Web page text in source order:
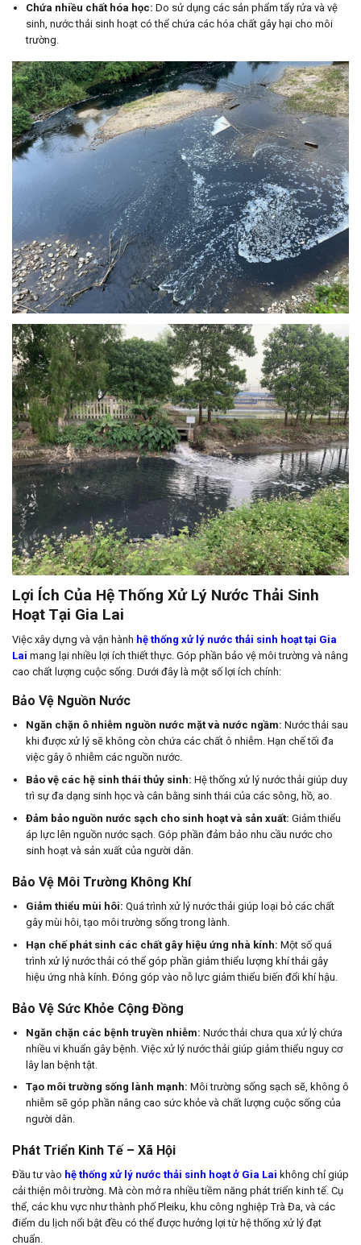
Chứa nhiều chất hóa học: Do sử dụng các sản phẩm tẩy rửa và vệ
sinh, nước thải sinh hoạt có thể chứa các hóa chất gây hại cho môi
trường.
Lợi Ích Của Hệ Thống Xử Lý Nước Thải Sinh
Hoạt Tại Gia Lai
Việc xây dựng và vận hành hệ thống xử lý nước thải sinh hoạt tại Gia
Lai mang lại nhiều lợi ích thiết thực. Góp phần bảo vệ môi trường và nâng
cao chất lượng cuộc sống. Dưới đây là một số lợi ích chính:
Bảo Vệ Nguồn Nước
Ngăn chặn ô nhiễm nguồn nước mặt và nước ngầm: Nước thải sau
khi được xử lý sẽ không còn chứa các chất ô nhiễm. Hạn chế tối đa
việc gây ô nhiễm các nguồn nước.
Bảo vệ các hệ sinh thái thủy sinh: Hệ thống xử lý nước thải giúp duy
trì sự đa dạng sinh học và cân bằng sinh thái của các sông, hồ, ao.
Đảm bảo nguồn nước sạch cho sinh hoạt và sản xuất: Giảm thiểu
áp lực lên nguồn nước sạch. Góp phần đảm bảo nhu cầu nước cho
sinh hoạt và sản xuất của người dân.
Bảo Vệ Môi Trường Không Khí
Giảm thiểu mùi hôi: Quá trình xử lý nước thải giúp loại bỏ các chất
gây mùi hôi, tạo môi trường sống trong lành.
Hạn chế phát sinh các chất gây hiệu ứng nhà kính: Một số quá
trình xử lý nước thải có thể góp phần giảm thiểu lượng khí thải gây
hiệu ứng nhà kính. Đóng góp vào nỗ lực giảm thiểu biến đổi khí hậu.
Bảo Vệ Sức Khỏe Cộng Đồng
Ngăn chặn các bệnh truyền nhiễm: Nước thải chưa qua xử lý chứa
nhiều vi khuẩn gây bệnh. Việc xử lý nước thải giúp giảm thiểu nguy cơ
lây lan bệnh tật.
Tạo môi trường sống lành mạnh: Môi trường sống sạch sẽ, không ô
nhiễm sẽ góp phần nâng cao sức khỏe và chất lượng cuộc sống của
người dân.
Phát Triển Kinh Tế – Xã Hội
Đầu tư vào hệ thống xử lý nước thải sinh hoạt ở Gia Lai không chỉ giúp
cải thiện môi trường. Mà còn mở ra nhiều tiềm năng phát triển kinh tế. Cụ
thể, các khu vực như thành phố Pleiku, khu công nghiệp Trà Đa, và các
điểm du lịch nổi bật đều có thể được hưởng lợi từ hệ thống xử lý đạt
chuẩn.